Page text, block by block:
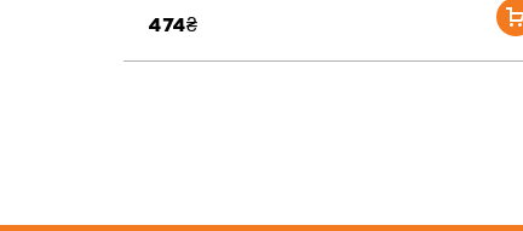
474₴